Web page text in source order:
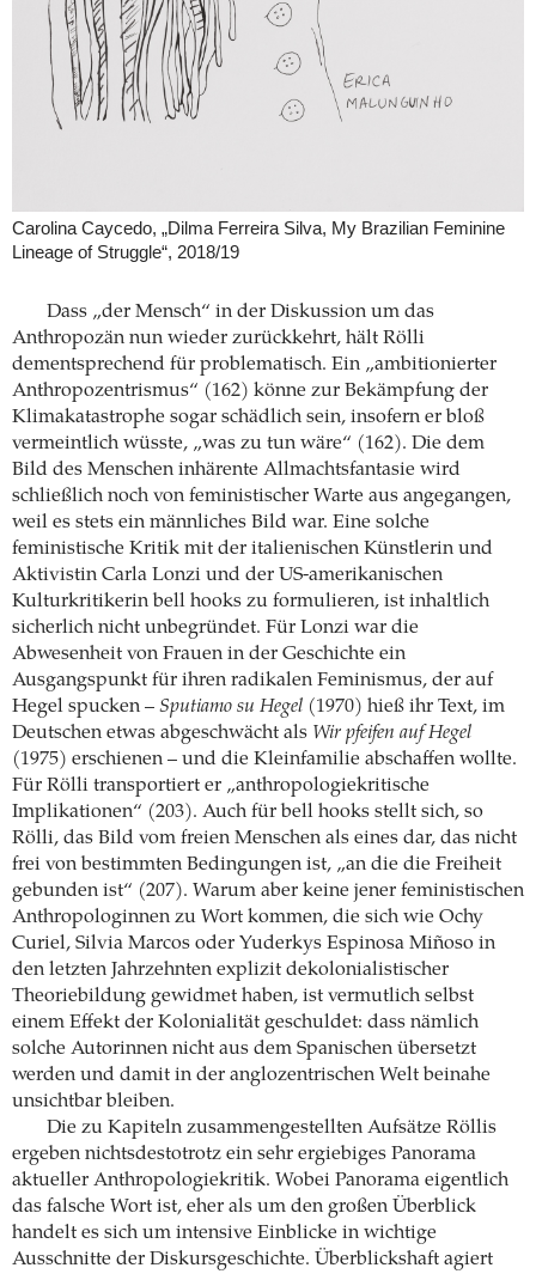
Carolina Caycedo, „Dilma Ferreira Silva, My Brazilian Feminine
Lineage of Struggle“, 2018/19
Dass „der Mensch“ in der Diskussion um das
Anthropozän nun wieder zurückkehrt, hält Rölli
dementsprechend für problematisch. Ein „ambitionierter
Anthropozentrismus“ (162) könne zur Bekämpfung der
Klimakatastrophe sogar schädlich sein, insofern er bloß
vermeintlich wüsste, „was zu tun wäre“ (162). Die dem
Bild des Menschen inhärente Allmachtsfantasie wird
schließlich noch von feministischer Warte aus angegangen,
weil es stets ein männliches Bild war. Eine solche
feministische Kritik mit der italienischen Künstlerin und
Aktivistin Carla Lonzi und der US-amerikanischen
Kulturkritikerin bell hooks zu formulieren, ist inhaltlich
sicherlich nicht unbegründet. Für Lonzi war die
Abwesenheit von Frauen in der Geschichte ein
Ausgangspunkt für ihren radikalen Feminismus, der auf
Hegel spucken – Sputiamo su Hegel (1970) hieß ihr Text, im
Deutschen etwas abgeschwächt als Wir pfeifen auf Hegel
(1975) erschienen – und die Kleinfamilie abschaffen wollte.
Für Rölli transportiert er „anthropologiekritische
Implikationen“ (203). Auch für bell hooks stellt sich, so
Rölli, das Bild vom freien Menschen als eines dar, das nicht
frei von bestimmten Bedingungen ist, „an die die Freiheit
gebunden ist“ (207). Warum aber keine jener feministischen
Anthropologinnen zu Wort kommen, die sich wie Ochy
Curiel, Silvia Marcos oder Yuderkys Espinosa Miñoso in
den letzten Jahrzehnten explizit dekolonialistischer
Theoriebildung gewidmet haben, ist vermutlich selbst
einem Effekt der Kolonialität geschuldet: dass nämlich
solche Autorinnen nicht aus dem Spanischen übersetzt
werden und damit in der anglozentrischen Welt beinahe
unsichtbar bleiben.
Die zu Kapiteln zusammengestellten Aufsätze Röllis
ergeben nichtsdestotrotz ein sehr ergiebiges Panorama
aktueller Anthropologiekritik. Wobei Panorama eigentlich
das falsche Wort ist, eher als um den großen Überblick
handelt es sich um intensive Einblicke in wichtige
Ausschnitte der Diskursgeschichte. Überblickshaft agiert